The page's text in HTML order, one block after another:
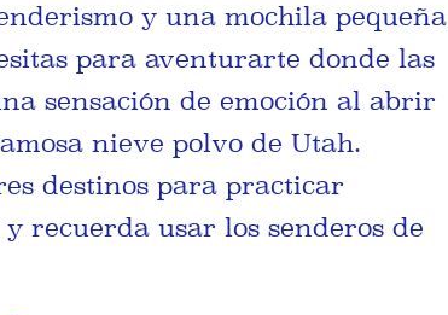
y una mochila pequeña
para aventurarte donde las
sensación de emoción al abrir
nieve polvo de Utah.
destinos para practicar
recuerda usar los senderos de